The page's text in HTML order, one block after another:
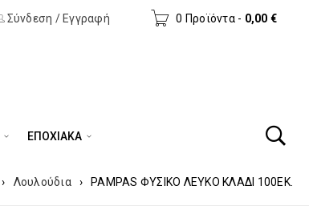
0 Προϊόντα - 0,00 €
Σύνδεση / Εγγραφή
ΕΠΟΧΙΑΚΑ
› Λουλούδια › PAMPAS ΦΥΣΙΚΟ ΛΕΥΚΟ ΚΛΑΔΙ 100ΕΚ.